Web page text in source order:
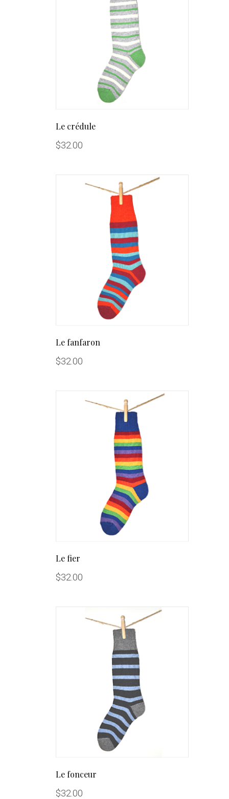
Le crédule
$32.00
Le fanfaron
$32.00
Le fier
$32.00
Le fonceur
$32.00